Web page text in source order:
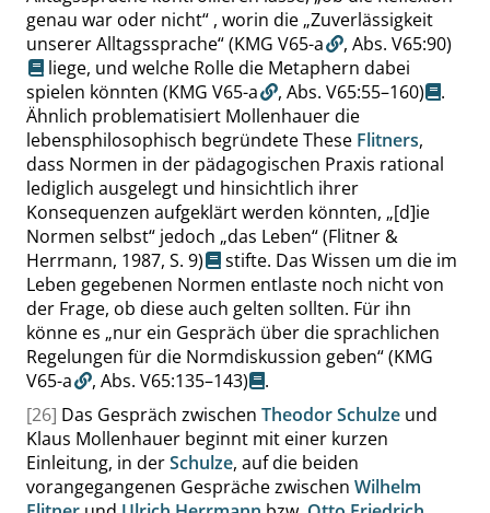
genau war oder nicht“ , worin die „Zuverlässigkeit
unserer Alltagssprache“(KMG V65-a , Abs. V65:90)
liege, und welche Rolle die Metaphern dabei
spielen könnten (KMG V65-a , Abs. V65:55–160)
.
Ähnlich problematisiert Mollenhauer die
lebensphilosophisch begründete These Flitners,
dass Normen in der pädagogischen Praxis rational
lediglich ausgelegt und hinsichtlich ihrer
Konsequenzen aufgeklärt werden könnten, „[d]ie
Normen selbst“ jedoch „das Leben“(Flitner &
Herrmann, 1987, S. 9)
stifte. Das Wissen um die im
Leben gegebenen Normen entlaste noch nicht von
der Frage, ob diese auch gelten sollten. Für ihn
könne es „nur ein Gespräch über die sprachlichen
Regelungen für die Normdiskussion geben“(KMG
V65-a
, Abs. V65:135–143)
.
[26] Das Gespräch zwischen Theodor Schulze und
Klaus Mollenhauer beginnt mit einer kurzen
Einleitung, in derSchulze, auf die beiden
vorangegangenen Gespräche zwischen Wilhelm